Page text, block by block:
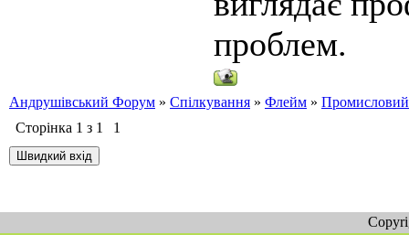
проблем.
Андрушівський Форум » Спілкування » Флейм » Промисловий
Сторінка 1 з 1 1